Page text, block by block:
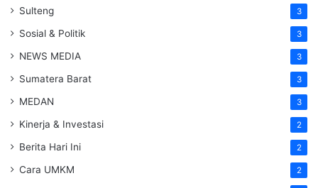
Sulteng 3
Sosial & Politik 3
NEWS MEDIA 3
Sumatera Barat 3
MEDAN 3
Kinerja & Investasi 2
Berita Hari Ini 2
Cara UMKM 2